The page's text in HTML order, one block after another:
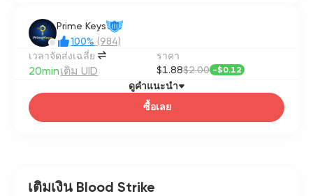
Prime Keys III
100% (984)
เวลาจัดส่งเฉลี่ย
20minเติม UID
ราคา
$1.88$2.00 -$0.12
ซื้อเลย
ดูคำแนะนำ
เติมเงิน Blood Strike